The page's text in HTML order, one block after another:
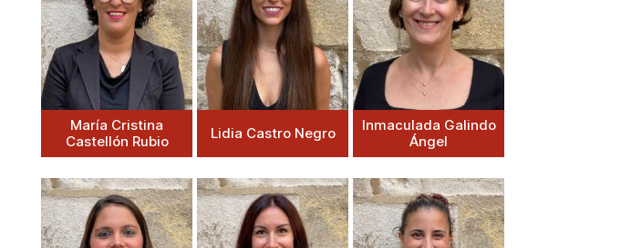
María Cristina
Castellón Rubio
Lidia Castro Negro
Inmaculada Galindo
Ángel